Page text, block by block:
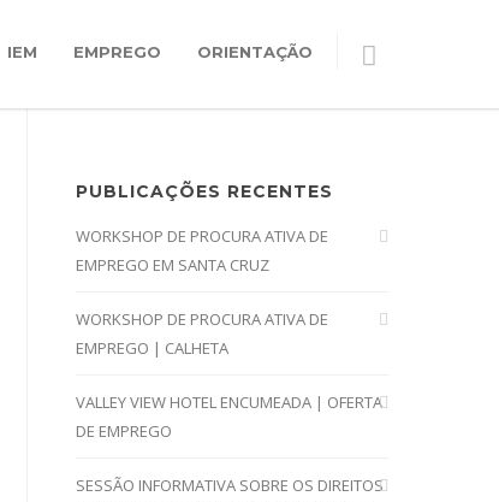
IEM EMPREGO ORIENTAÇÃO
PUBLICAÇÕES RECENTES
WORKSHOP DE PROCURA ATIVA DE
EMPREGO EM SANTA CRUZ
WORKSHOP DE PROCURA ATIVA DE
EMPREGO | CALHETA
VALLEY VIEW HOTEL ENCUMEADA | OFERTA
DE EMPREGO
SESSÃO INFORMATIVA SOBRE OS DIREITOS